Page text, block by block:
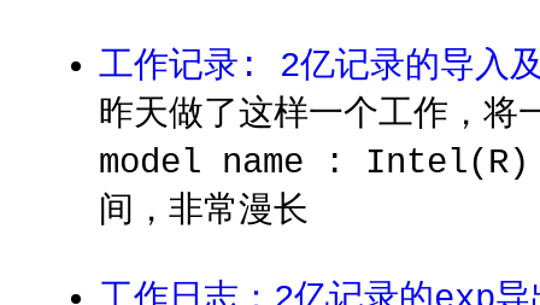
工作记录: 2亿记录的导入
昨天做了这样一个工作，
model name : Intel(R)
间，非常漫长